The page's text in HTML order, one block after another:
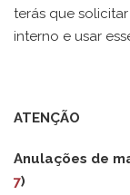
terás que
interno e usar
ATENÇÃO
Anulações de
7)